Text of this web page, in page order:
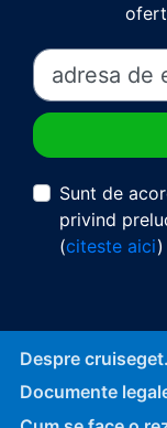
Sunt de
privind
(citeste aici)
Despre
Documente